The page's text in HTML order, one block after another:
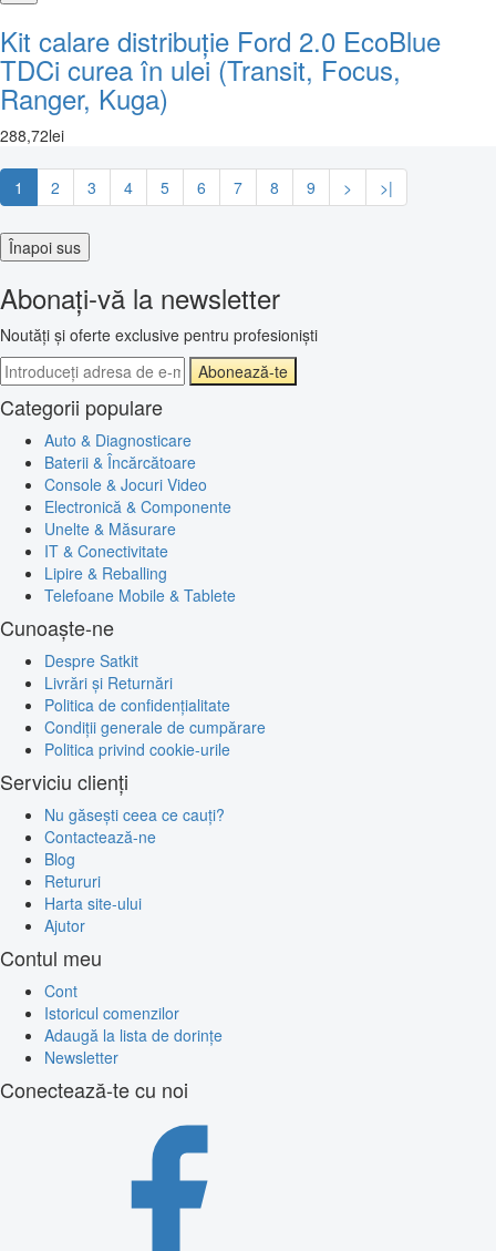
Kit calare distribuție Ford 2.0 EcoBlue
TDCi curea în ulei (Transit, Focus,
Ranger, Kuga)
288,72lei
1 2 3 4 5 6 7 8 9 > >|
Înapoi sus
Abonați-vă la newsletter
Noutăți și oferte exclusive pentru profesioniști
Abonează-te
Categorii populare
Auto & Diagnosticare
Baterii & Încărcătoare
Console & Jocuri Video
Electronică & Componente
Unelte & Măsurare
IT & Conectivitate
Lipire & Reballing
Telefoane Mobile & Tablete
Cunoaște-ne
Despre Satkit
Livrări și Returnări
Politica de confidențialitate
Condiții generale de cumpărare
Politica privind cookie-urile
Serviciu clienți
Nu găsești ceea ce cauți?
Contactează-ne
Blog
Retururi
Harta site-ului
Ajutor
Contul meu
Cont
Istoricul comenzilor
Adaugă la lista de dorințe
Newsletter
Conectează-te cu noi